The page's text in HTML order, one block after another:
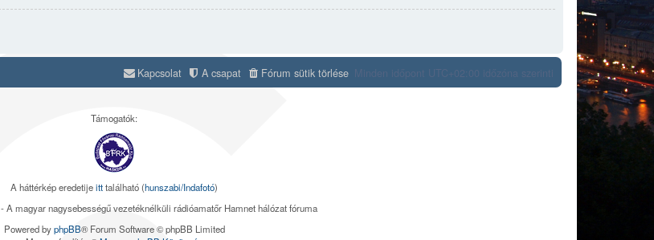
Minden időpont UTC+02:00 időzóna szerinti
Fórum sütik törlése
A csapat
Kapcsolat
Támogatók:
A háttérkép eredetijeitttalálható (hunszabi/Indafotó)
- A magyar nagysebességű vezetéknélküli rádióamatőr Hamnet hálózat fóruma
Powered byphpBB® Forum Software © phpBB Limited